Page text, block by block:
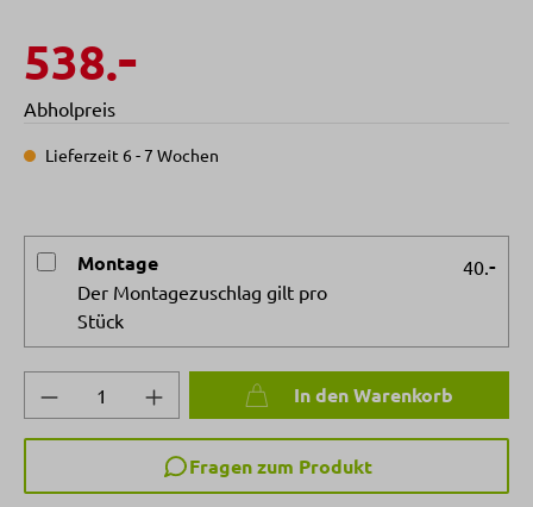
538.-
Abholpreis
Lieferzeit 6 - 7 Wochen
Montage
Der Montagezuschlag gilt pro
Stück
40.-
Produkt Anzahl: Gib den gewünschten
In den Warenkorb
Fragen zum Produkt